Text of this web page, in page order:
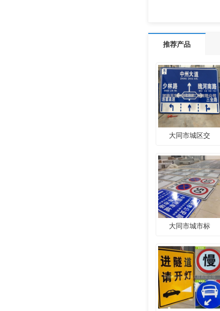
推荐产品
大同市城区交
大同市城市标